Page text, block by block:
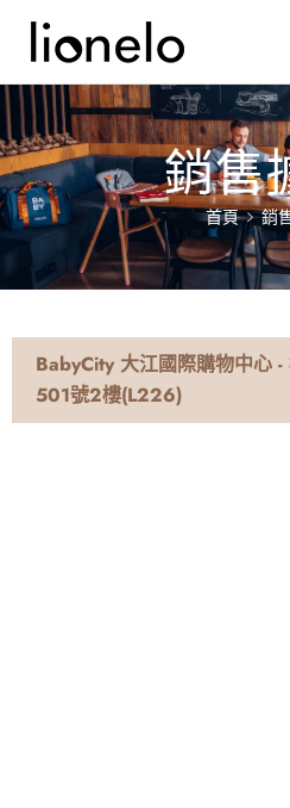
銷售
首頁 銷
BabyCity 大江國際購物中心
501號2樓(L226)